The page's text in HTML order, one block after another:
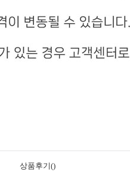
상품후기()